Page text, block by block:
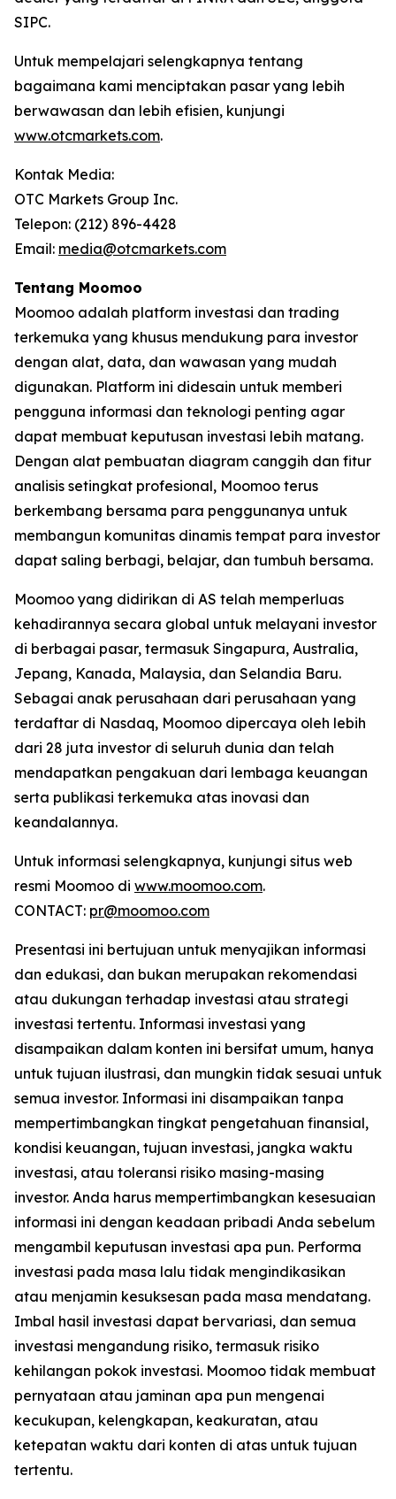
SIPC.
Untuk mempelajari selengkapnya tentang
bagaimana kami menciptakan pasar yang lebih
berwawasan dan lebih efisien, kunjungi
www.otcmarkets.com.
Kontak Media:
OTC Markets Group Inc.
Telepon: (212) 896-4428
Email: media@otcmarkets.com
Tentang Moomoo
Moomoo adalah platform investasi dan trading
terkemuka yang khusus mendukung para investor
dengan alat, data, dan wawasan yang mudah
digunakan. Platform ini didesain untuk memberi
pengguna informasi dan teknologi penting agar
dapat membuat keputusan investasi lebih matang.
Dengan alat pembuatan diagram canggih dan fitur
analisis setingkat profesional, Moomoo terus
berkembang bersama para penggunanya untuk
membangun komunitas dinamis tempat para investor
dapat saling berbagi, belajar, dan tumbuh bersama.
Moomoo yang didirikan di AS telah memperluas
kehadirannya secara global untuk melayani investor
di berbagai pasar, termasuk Singapura, Australia,
Jepang, Kanada, Malaysia, dan Selandia Baru.
Sebagai anak perusahaan dari perusahaan yang
terdaftar di Nasdaq, Moomoo dipercaya oleh lebih
dari 28 juta investor di seluruh dunia dan telah
mendapatkan pengakuan dari lembaga keuangan
serta publikasi terkemuka atas inovasi dan
keandalannya.
Untuk informasi selengkapnya, kunjungi situs web
resmi Moomoo di www.moomoo.com.
CONTACT: pr@moomoo.com
Presentasi ini bertujuan untuk menyajikan informasi
dan edukasi, dan bukan merupakan rekomendasi
atau dukungan terhadap investasi atau strategi
investasi tertentu. Informasi investasi yang
disampaikan dalam konten ini bersifat umum, hanya
untuk tujuan ilustrasi, dan mungkin tidak sesuai untuk
semua investor. Informasi ini disampaikan tanpa
mempertimbangkan tingkat pengetahuan finansial,
kondisi keuangan, tujuan investasi, jangka waktu
investasi, atau toleransi risiko masing-masing
investor. Anda harus mempertimbangkan kesesuaian
informasi ini dengan keadaan pribadi Anda sebelum
mengambil keputusan investasi apa pun. Performa
investasi pada masa lalu tidak mengindikasikan
atau menjamin kesuksesan pada masa mendatang.
Imbal hasil investasi dapat bervariasi, dan semua
investasi mengandung risiko, termasuk risiko
kehilangan pokok investasi. Moomoo tidak membuat
pernyataan atau jaminan apa pun mengenai
kecukupan, kelengkapan, keakuratan, atau
ketepatan waktu dari konten di atas untuk tujuan
tertentu.